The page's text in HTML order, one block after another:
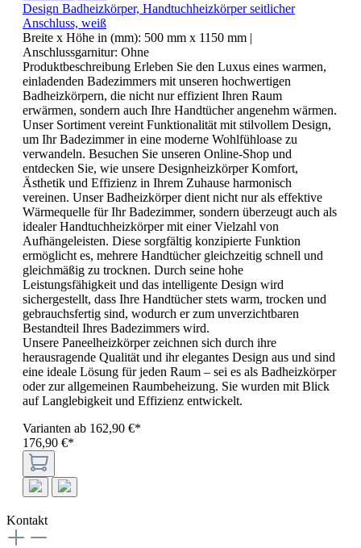
Design Badheizkörper, Handtuchheizkörper seitlicher
Anschluss, weiß
Breite x Höhe in (mm): 500 mm x 1150 mm |
Anschlussgarnitur: Ohne
Produktbeschreibung Erleben Sie den Luxus eines warmen,
einladenden Badezimmers mit unseren hochwertigen
Badheizkörpern, die nicht nur effizient Ihren Raum
erwärmen, sondern auch Ihre Handtücher angenehm wärmen.
Unser Sortiment vereint Funktionalität mit stilvollem Design,
um Ihr Badezimmer in eine moderne Wohlfühloase zu
verwandeln. Besuchen Sie unseren Online-Shop und
entdecken Sie, wie unsere Designheizkörper Komfort,
Ästhetik und Effizienz in Ihrem Zuhause harmonisch
vereinen. Unser Badheizkörper dient nicht nur als effektive
Wärmequelle für Ihr Badezimmer, sondern überzeugt auch als
idealer Handtuchheizkörper mit einer Vielzahl von
Aufhängeleisten. Diese sorgfältig konzipierte Funktion
ermöglicht es, mehrere Handtücher gleichzeitig schnell und
gleichmäßig zu trocknen. Durch seine hohe
Leistungsfähigkeit und das intelligente Design wird
sichergestellt, dass Ihre Handtücher stets warm, trocken und
gebrauchsfertig sind, wodurch er zum unverzichtbaren
Bestandteil Ihres Badezimmers wird.
Unsere Paneelheizkörper zeichnen sich durch ihre
herausragende Qualität und ihr elegantes Design aus und sind
eine ideale Lösung für jeden Raum – sei es als Badheizkörper
oder zur allgemeinen Raumbeheizung. Sie wurden mit Blick
auf Langlebigkeit und Effizienz entwickelt.
Varianten ab 162,90 €*
176,90 €*
Kontakt